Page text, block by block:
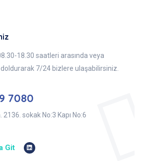
18.30 saatleri arasında veya
7/24 bizlere ulaşabilirsiniz.
7080
sokak No:3 Kapı No:6
Git